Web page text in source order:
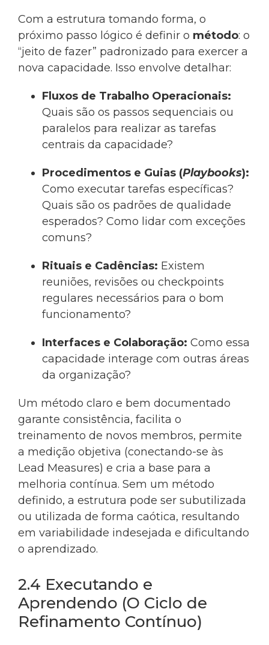
Com a estrutura tomando forma, o
próximo passo lógico é definir o método: o
“jeito de fazer” padronizado para exercer a
nova capacidade. Isso envolve detalhar:
Fluxos de Trabalho Operacionais:
Quais são os passos sequenciais ou
paralelos para realizar as tarefas
centrais da capacidade?
Procedimentos e Guias (Playbooks):
Como executar tarefas específicas?
Quais são os padrões de qualidade
esperados? Como lidar com exceções
comuns?
Rituais e Cadências: Existem
reuniões, revisões ou checkpoints
regulares necessários para o bom
funcionamento?
Interfaces e Colaboração: Como essa
capacidade interage com outras áreas
da organização?
Um método claro e bem documentado
garante consistência, facilita o
treinamento de novos membros, permite
a medição objetiva (conectando-se às
Lead Measures) e cria a base para a
melhoria contínua. Sem um método
definido, a estrutura pode ser subutilizada
ou utilizada de forma caótica, resultando
em variabilidade indesejada e dificultando
o aprendizado.
2.4 Executando e
Aprendendo (O Ciclo de
Refinamento Contínuo)